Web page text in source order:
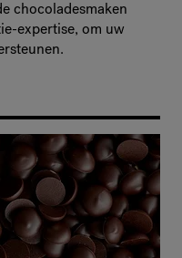
chocoladesmaken
expertise, om uw